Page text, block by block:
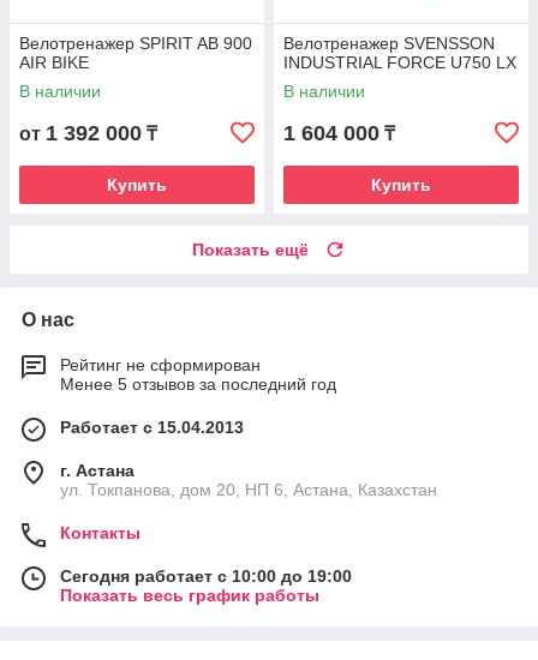
Велотренажер SPIRIT AB 900
AIR BIKE
В наличии
от 1 392 000 ₸
Купить
Велотренажер SVENSSON
INDUSTRIAL FORCE U750 LX
В наличии
1 604 000 ₸
Купить
Показать ещё
О нас
Рейтинг не сформирован
Менее 5 отзывов за последний год
Работает с 15.04.2013
г. Астана
ул. Токпанова, дом 20, НП 6, Астана, Казахстан
Контакты
Сегодня работает с 10:00 до 19:00
Показать весь график работы